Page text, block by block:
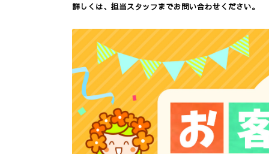
詳しくは、担当スタッフまでお問い合わせください。